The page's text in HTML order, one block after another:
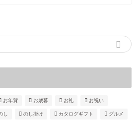
お年賀 お歳暮 お礼 お祝い
し のし掛け カタログギフト グルメ